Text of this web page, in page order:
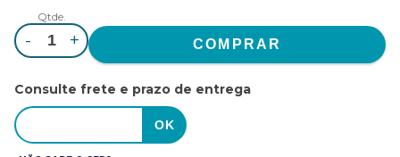
Qtde.
- +
Consulte frete e prazo de entrega